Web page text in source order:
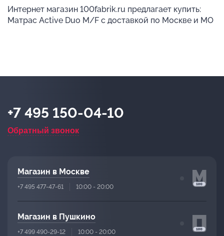
Интернет магазин 100fabrik.ru предлагает купить:
Матрас Active Duo M/F с доставкой по Москве и МО
+7 495 150-04-10
Обратный звонок
Магазин в Москве
+7 495 477-47-61 10:00 - 20:00
Магазин в Пушкино
+7 499 490-29-12 10:00 - 20:00